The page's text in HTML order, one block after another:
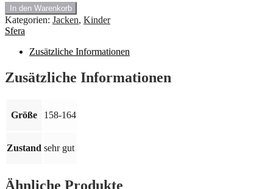
#1.365
Sweatjacke
mit
Größe:
152-
In den Warenkorb
Kategorien: Jacken, Kinder
Sfera
Zusätzliche Informationen
Zusätzliche Informationen
Größe 158-164
Zustand sehr gut
Ähnliche Produkte